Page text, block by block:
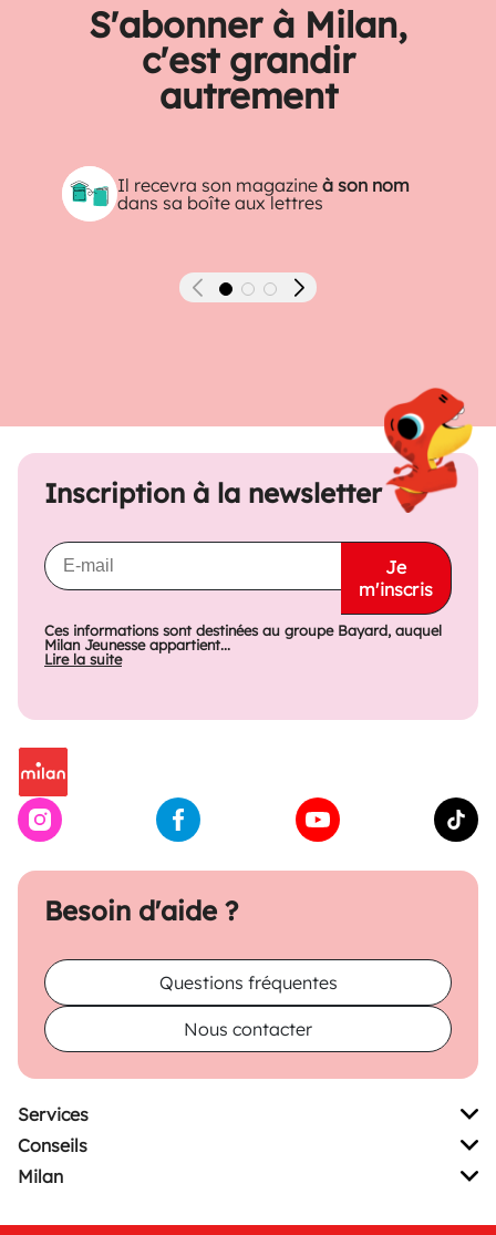
S'abonner à Milan,
c'est grandir
autrement
Il recevra son magazineà son nom
dans sa boîte aux lettres
Précédent Suivant
Besoin d'aide ?
Questions fréquentes
Nous contacter
Inscription à la newsletter
Je
m'inscris
Ces informations sont destinées au groupe Bayard, auquel
Milan Jeunesse appartient...
Lire la suite
Services
Conseils
Milan